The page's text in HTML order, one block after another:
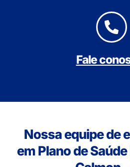
Fale
Nossa equipe de
em Plano de